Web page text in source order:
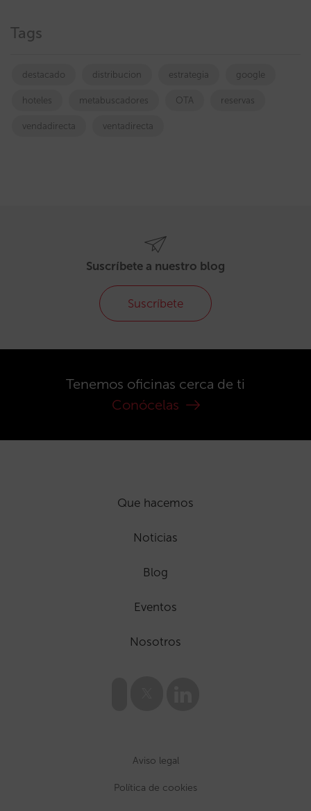
Tags
destacado distribucion estrategia google
hoteles metabuscadores OTA reservas
vendadirecta ventadirecta
Suscríbete a nuestro blog
Suscríbete
Tenemos oficinas cerca de ti
Conócelas
Que hacemos
Noticias
Blog
Eventos
Nosotros
Aviso legal
Política de cookies